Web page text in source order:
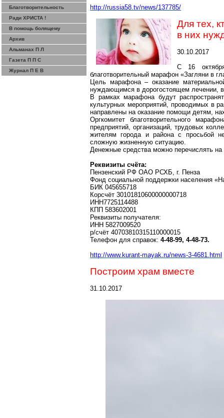
Благотворительность
Ради ХРИСТА !
В помощь болящему
Архив
Альманах П Л
Газета П П С
Журнал П Е В
http://russia58.tv/news/137785/
Для тех,
в них
30.10.2017
С 16
благотворительный марафон «Загляни в
Цель марафона – оказание
нуждающимся в дорогостоящем лечении,
В рамках марафона будут
культурных мероприятий, проводимых в
направлены на оказание помощи детям,
Оргкомитет благотворительного
предприятий, организаций, трудовых
жителям города и района с просьбой
сложную жизненную ситуацию.
Денежные средства можно перечислять
Реквизиты счёта:
Пензенский РФ ОАО РСХБ, г. Пенза
Фонд социальной поддержки населения
БИК 045655718
Корсчёт 30101810600000000718
ИНН7725114488
КПП 583602001
Реквизиты получателя:
ИНН 5827009520
р/счёт 40703810315110000015
Телефон для справок: 4-48-99, 4-48-73.
http://www.kurant-mayak.ru/news-3-4681.html
Построим храм вместе
31.10.2017